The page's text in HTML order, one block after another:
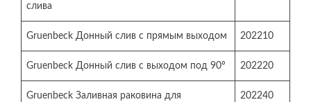
слива
Gruenbeck Донный слив с прямым выходом 202210
Gruenbeck Донный слив с выходом под 90º 202220
Gruenbeck Заливная раковина для
202240